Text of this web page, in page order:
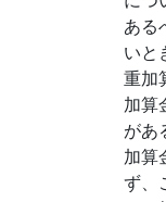
ある
いと
重加
加算
があ
加算
ず、